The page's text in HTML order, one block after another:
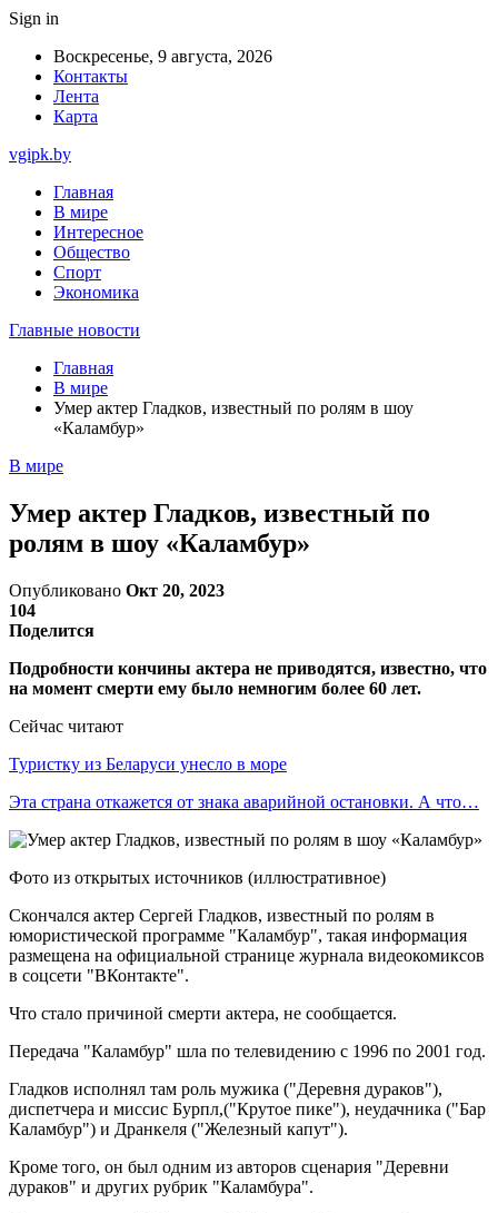
Sign in
Воскресенье, 9 августа, 2026
Контакты
Лента
Карта
vgipk.by
Главная
В мире
Интересное
Общество
Спорт
Экономика
Главные новости
Главная
В мире
Умер актер Гладков, известный по ролям в шоу
«Каламбур»
В мире
Умер актер Гладков, известный по
ролям в шоу «Каламбур»
Опубликовано Окт 20, 2023
104
Поделится
Подробности кончины актера не приводятся, известно, что
на момент смерти ему было немногим более 60 лет.
Сейчас читают
Туристку из Беларуси унесло в море
Эта страна откажется от знака аварийной остановки. А что…
Фото из открытых источников (иллюстративное)
Скончался актер Сергей Гладков, известный по ролям в
юмористической программе "Каламбур", такая информация
размещена на официальной странице журнала видеокомиксов
в соцсети "ВКонтакте".
Что стало причиной смерти актера, не сообщается.
Передача "Каламбур" шла по телевидению с 1996 по 2001 год.
Гладков исполнял там роль мужика ("Деревня дураков"),
диспетчера и миссис Бурпл,("Крутое пике"), неудачника ("Бар
Каламбур") и Дранкеля ("Железный капут").
Кроме того, он был одним из авторов сценария "Деревни
дураков" и других рубрик "Каламбура".